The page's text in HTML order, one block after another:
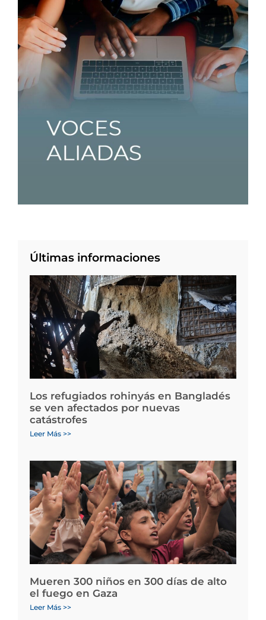
Últimas informaciones
Los refugiados rohinyás en Bangladés
se ven afectados por nuevas
catástrofes
Leer Más >>
Mueren 300 niños en 300 días de alto
el fuego en Gaza
Leer Más >>